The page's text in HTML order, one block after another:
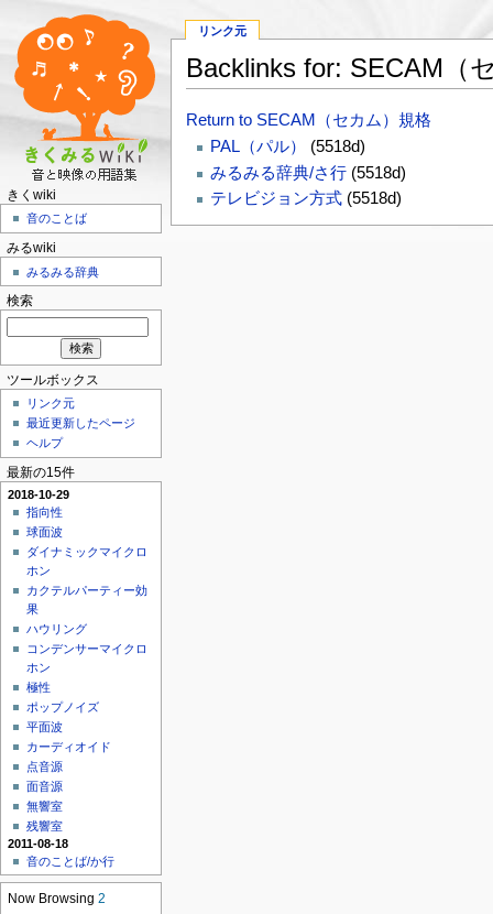
きくwiki
音のことば
みるwiki
みるみる辞典
検索
ツールボックス
リンク元
最近更新したページ
ヘルプ
最新の15件
2018-10-29
指向性
球面波
ダイナミックマイクロ
ホン
カクテルパーティー効
果
ハウリング
コンデンサーマイクロ
ホン
極性
ポップノイズ
平面波
カーディオイド
点音源
面音源
無響室
残響室
2011-08-18
音のことば/か行
Now Browsing2
リンク元
Backlinks for: SECAM（
Return to SECAM（セカム）規格
PAL（パル）
(5518d)
みるみる辞典/さ行 (5518d)
テレビジョン方式 (5518d)